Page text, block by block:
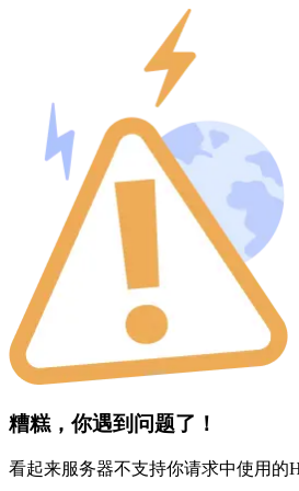
糟糕，你遇到问题了！
看起来服务器不支持你请求中使用的